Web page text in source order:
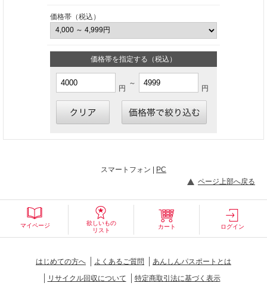
価格帯（税込）
価格帯を指定する（税込）
円
～
円
スマートフォン | PC
ページ上部へ戻る
マイページ
欲しいもの
リスト
カート ログイン
はじめての方へ よくあるご質問
あんしんパスポートとは
リサイクル回収について
特定商取引法に基づく表示